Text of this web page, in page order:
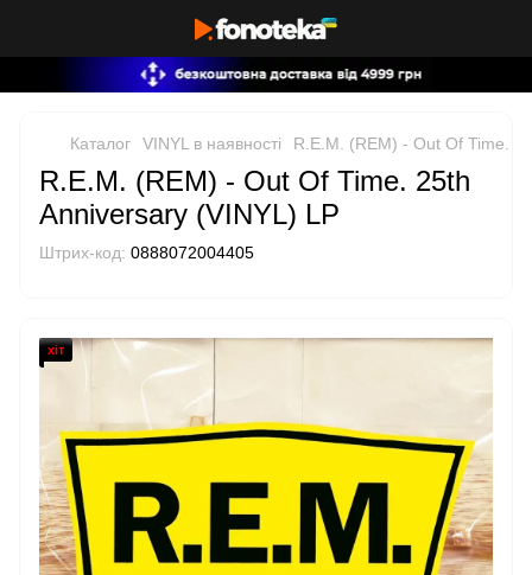
Каталог VINYL в наявності R.E.M. (REM) - Out Of Time.
R.E.M. (REM) - Out Of Time. 25th
Anniversary (VINYL) LP
Штрих-код: 0888072004405
хіт